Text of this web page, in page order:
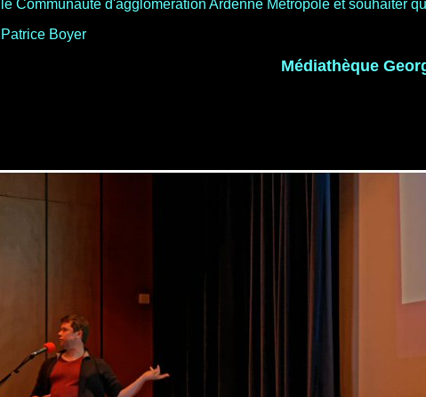
le Communauté d'agglomération Ardenne Métropole et souhaiter
Patrice Boyer
Médiathèque